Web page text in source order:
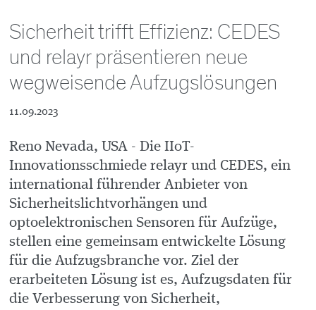
Sicherheit trifft Effizienz: CEDES
und relayr präsentieren neue
wegweisende Aufzugslösungen
11.09.2023
Reno Nevada, USA - Die IIoT-
Innovationsschmiede relayr und CEDES, ein
international führender Anbieter von
Sicherheitslichtvorhängen und
optoelektronischen Sensoren für Aufzüge,
stellen eine gemeinsam entwickelte Lösung
für die Aufzugsbranche vor. Ziel der
erarbeiteten Lösung ist es, Aufzugsdaten für
die Verbesserung von Sicherheit,